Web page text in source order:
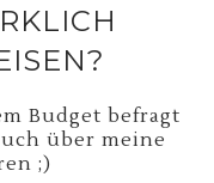
Budget befragt
über meine
;)